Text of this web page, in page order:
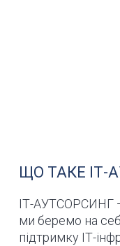
ЩО ТАКЕ ІТ-
ІТ-АУТСОРСИНГ
ми беремо на
підтримку ІТ-